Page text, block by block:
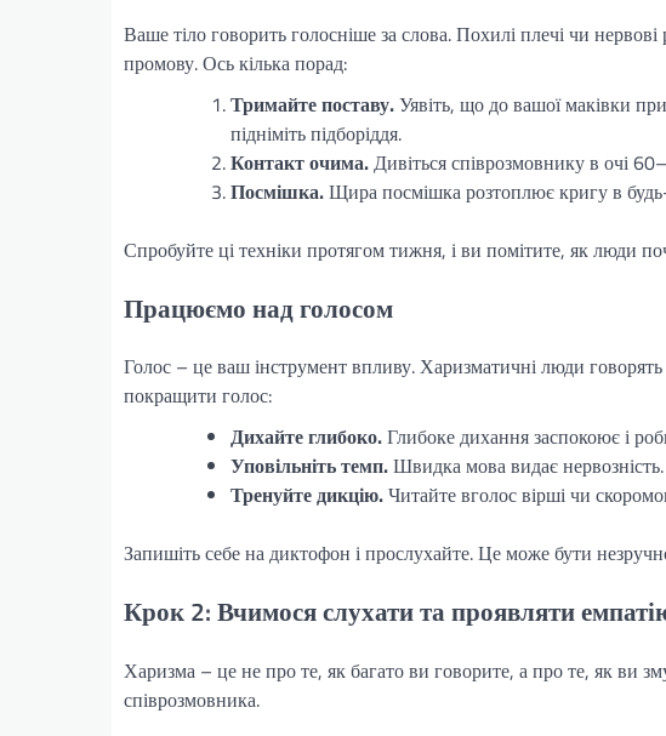
Ваше тіло говорить голосніше за слова. Похилі плечі чи
промову. Ось кілька порад:
Тримайте поставу.Уявіть, що до вашої маківки
підніміть підборіддя.
Контакт очима.Дивіться співрозмовнику в очі
Посмішка.Щира посмішка розтоплює кригу в будь-
Спробуйте ці техніки протягом тижня, і ви помітите, як люди
Працюємо над голосом
Голос – це ваш інструмент впливу. Харизматичні люди
покращити голос:
Дихайте глибоко.Глибоке дихання заспокоює і
Уповільніть темп.Швидка мова видає
Тренуйте дикцію.Читайте вголос вірші чи
Запишіть себе на диктофон і прослухайте. Це може бути
Крок 2: Вчимося слухати та проявляти
Харизма – це не про те, як багато ви говорите, а про те, як ви
співрозмовника.